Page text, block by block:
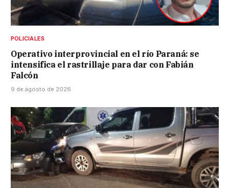
POLICIALES
Operativo interprovincial en el río Paraná: se
intensifica el rastrillaje para dar con Fabián
Falcón
9 de agosto de 2026